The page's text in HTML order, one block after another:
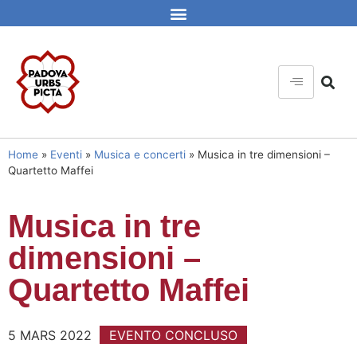
Home » Eventi » Musica e concerti » Musica in tre dimensioni –
Quartetto Maffei
Musica in tre
dimensioni –
Quartetto Maffei
5 MARS 2022 EVENTO CONCLUSO